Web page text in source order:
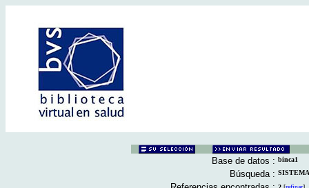
Base de datos : binca1
Búsqueda :